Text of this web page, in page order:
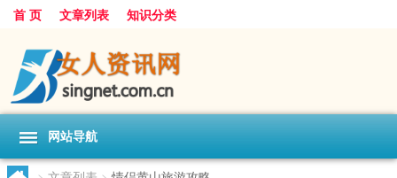
首 页 文章列表 知识分类
网站导航